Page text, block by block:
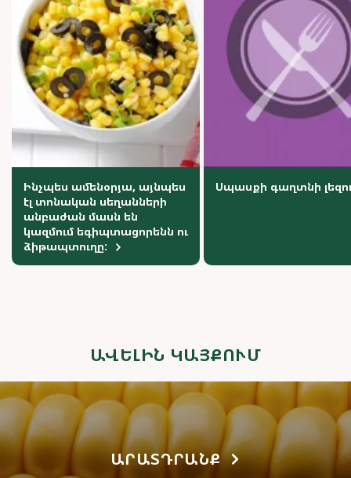
Ինչպես ամենօրյա, այնպես
էլ տոնական սեղանների
անբաժան մասն են
կազմում եգիպտացորենն ու
ձիթապտուղը:
Սպասքի գաղտնի
ԱՎԵԼԻՆ ԿԱՅՔՈՒՄ
ԱՐԱՏԴՐԱՆՔ